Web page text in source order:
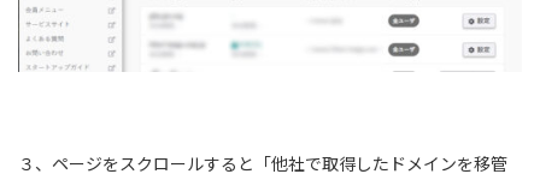
３、ページをスクロールすると「他社で取得したドメインを移管